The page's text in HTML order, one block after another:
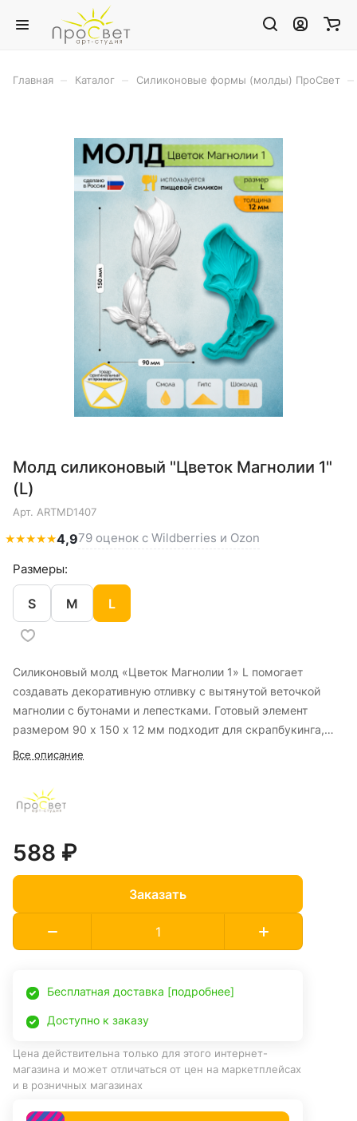
Главная Каталог Силиконовые формы (молды) ПроСвет
Молд силиконовый "Цветок Магнолии 1"
(L)
Арт. ARTMD1407
★★★★★4,979 оценок с Wildberries и Ozon
Размеры:
S M L
Силиконовый молд «Цветок Магнолии 1» L помогает
создавать декоративную отливку с вытянутой веточкой
магнолии с бутонами и лепестками. Готовый элемент
размером 90 x 150 x 12 мм подходит для скрапбукинга,
открыток, обложек, шкатулок, свечей, мыла, интерьерного
украшений.
Все описание
588 ₽
Заказать
Бесплатная доставка [подробнее]
Доступно к заказу
Цена действительна только для этого интернет-
магазина и может отличаться от цен на маркетплейсах
и в розничных магазинах